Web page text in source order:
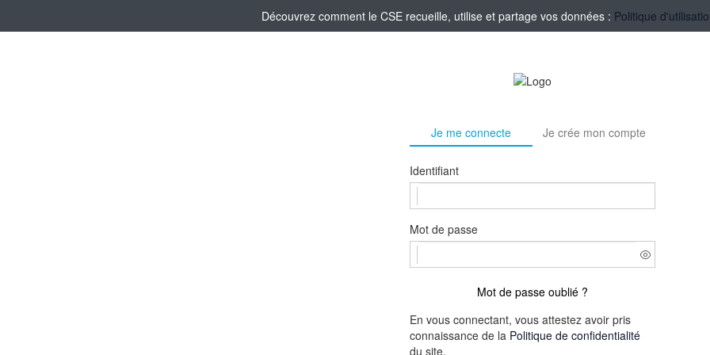
Découvrez comment le CSE recueille, utilise et partage vos données : Politique
Je me connecte Je crée mon compte
Identifiant
Mot de passe
Mot de passe oublié ?
En vous connectant, vous attestez avoir pris
connaissance de la Politique de confidentialité
du site.